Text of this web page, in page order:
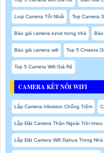
Loại Camera Tốt Nhất Top Camera
Báo giá camera ezviz trong nhà
Báo giá camera wifi Top 5 Cmaera
Top 5 Camera Wifi Giá Rẻ
CAMERA KẾT NỐI WIFI
Lắp Camera hikvision Chống Trộm
Lắp Đặt Camera Thân Ngoài Trời Imou
Lắp Đặt Camera Wifi Dahua Trong Nhà